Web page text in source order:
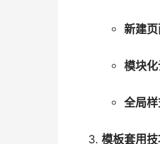
新建
模块
全局
模板套用